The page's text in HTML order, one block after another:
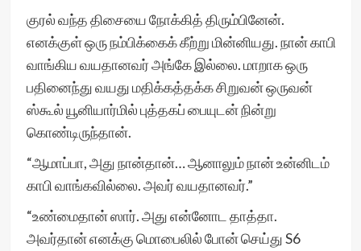
குரல் வந்த திசையை நோக்கித் திரும்பினேன்.
எனக்குள் ஒரு நம்பிக்கைக் கீற்று மின்னியது. நான் காபி
வாங்கிய வயதானவர் அங்கே இல்லை. மாறாக ஒரு
பதினைந்து வயது மதிக்கத்தக்க சிறுவன் ஒருவன்
ஸ்கூல் யூனியார்மில் புத்தகப் பையுடன் நின்று
கொண்டிருந்தான்.
“ஆமாப்பா, அது நான்தான்… ஆனாலும் நான் உன்னிடம்
காபி வாங்கவில்லை. அவர் வயதானவர்.”
“உண்மைதான் ஸார். அது என்னோட தாத்தா.
அவர்தான் எனக்கு மொபைலில் போன் செய்து S6